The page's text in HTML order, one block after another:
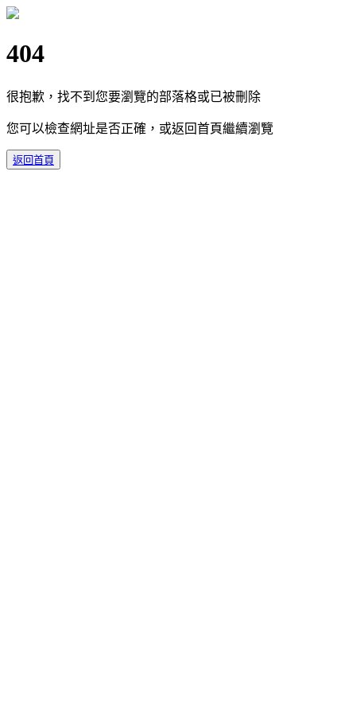
404
很抱歉，找不到您要瀏覽的部落格或已被刪除
您可以檢查網址是否正確，或返回首頁繼續瀏覽
返回首頁